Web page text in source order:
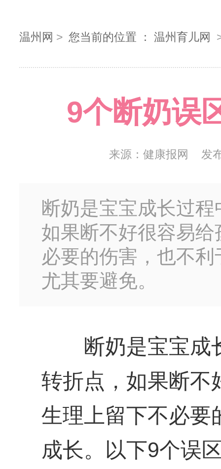
温州网 > 您当前的位置 ： 温州育儿网
9个断奶误
来源： 健康报网 发
断奶是宝宝成长过
如果断不好很容易
必要的伤害，也不
尤其要避免。
断奶是宝宝成
转折点，如果断不
生理上留下不必要
成长。以下9个误